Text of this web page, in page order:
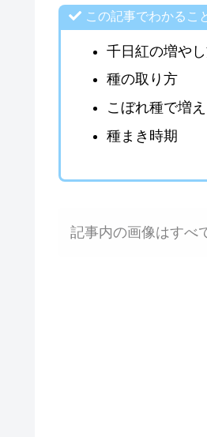
この記事でわかるこ
千日紅の増や
種の取り方
こぼれ種で増
種まき時期
記事内の画像はすべ